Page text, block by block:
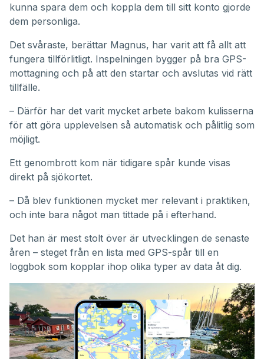
kunna spara dem och koppla dem till sitt konto gjorde
dem personliga.
Det svåraste, berättar Magnus, har varit att få allt att
fungera tillförlitligt. Inspelningen bygger på bra GPS-
mottagning och på att den startar och avslutas vid rätt
tillfälle.
– Därför har det varit mycket arbete bakom kulisserna
för att göra upplevelsen så automatisk och pålitlig som
möjligt.
Ett genombrott kom när tidigare spår kunde visas
direkt på sjökortet.
– Då blev funktionen mycket mer relevant i praktiken,
och inte bara något man tittade på i efterhand.
Det han är mest stolt över är utvecklingen de senaste
åren – steget från en lista med GPS-spår till en
loggbok som kopplar ihop olika typer av data åt dig.